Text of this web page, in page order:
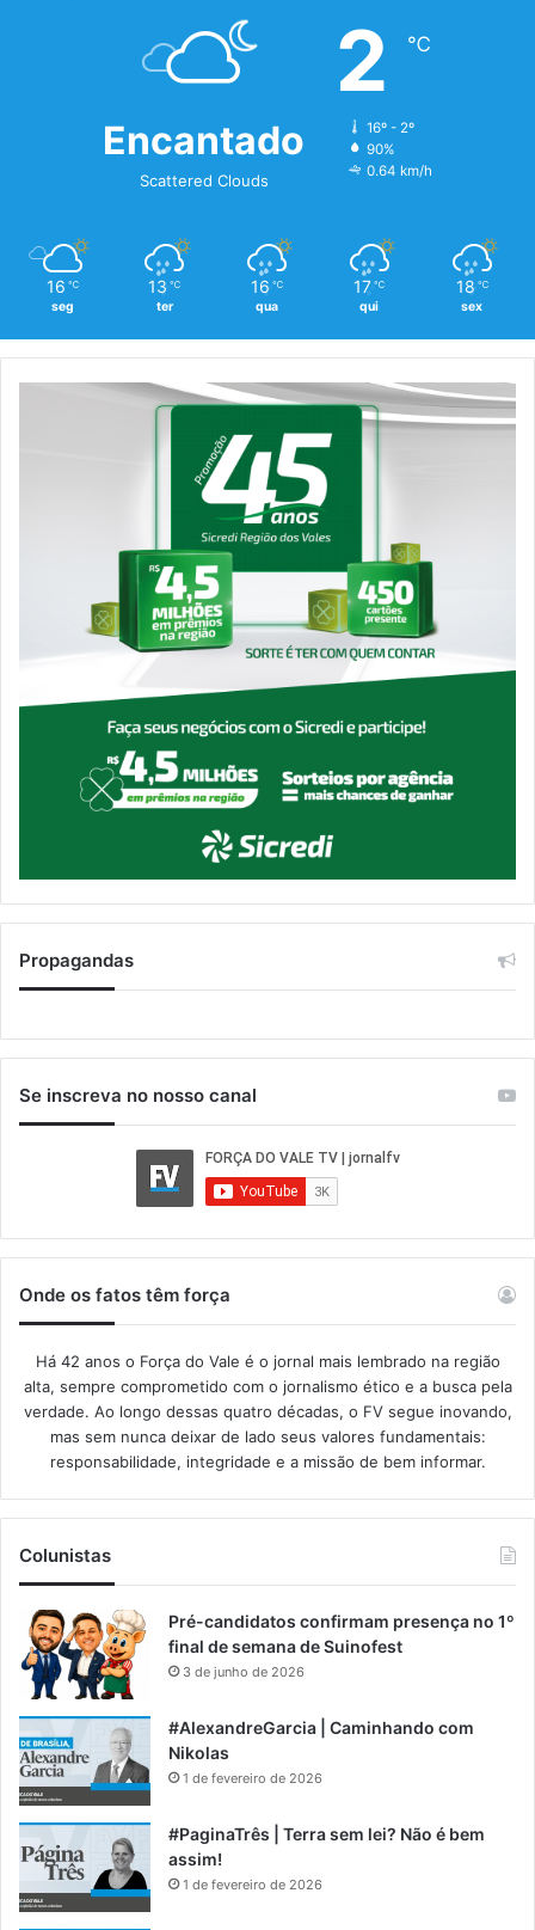
Encantado
Scattered Clouds
2 ℃
16º - 2º
90%
0.64 km/h
16 ℃
seg
13 ℃
ter
16 ℃
qua
17 ℃
qui
18 ℃
sex
Propagandas
Se inscreva no nosso canal
Onde os fatos têm força
Há 42 anos o Força do Vale é o jornal mais lembrado na região
alta, sempre comprometido com o jornalismo ético e a busca pela
verdade. Ao longo dessas quatro décadas, o FV segue inovando,
mas sem nunca deixar de lado seus valores fundamentais:
responsabilidade, integridade e a missão de bem informar.​
Colunistas
Pré-candidatos confirmam presença no 1º
final de semana de Suinofest
3 de junho de 2026
#AlexandreGarcia | Caminhando com
Nikolas
1 de fevereiro de 2026
#PaginaTrês | Terra sem lei? Não é bem
assim!
1 de fevereiro de 2026